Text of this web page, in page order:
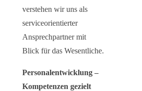
verstehen wir uns als
serviceorientierter
Ansprechpartner mit
Blick für das Wesentliche.
Personalentwicklung –
Kompetenzen gezielt